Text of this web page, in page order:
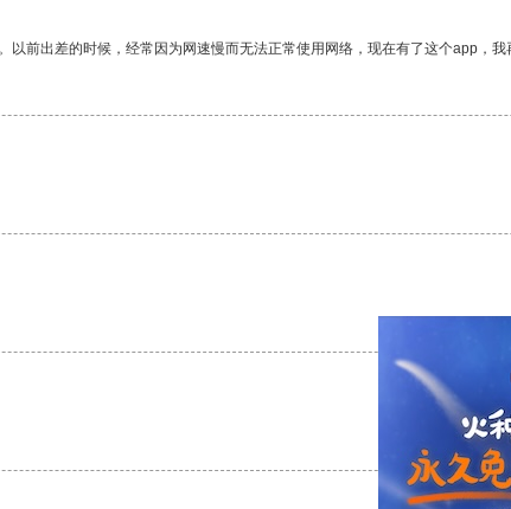
前出差的时候，经常因为网速慢而无法正常使用网络，现在有了这个app，我